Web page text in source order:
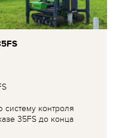
контроля
35FS до конца